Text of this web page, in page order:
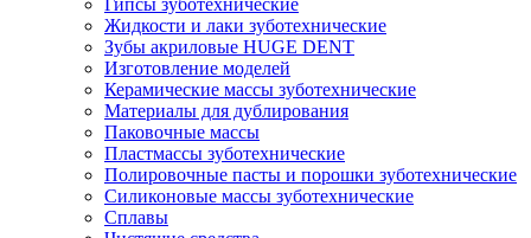
Гипсы зуботехнические
Жидкости и лаки зуботехнические
Зубы акриловые HUGE DENT
Изготовление моделей
Керамические массы зуботехнические
Материалы для дублирования
Паковочные массы
Пластмассы зуботехнические
Полировочные пасты и порошки зуботехнические
Силиконовые массы зуботехнические
Сплавы